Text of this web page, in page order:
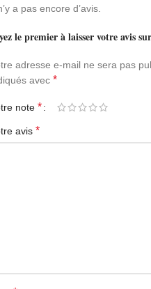
a pas encore d’avis.
le premier à laisser votre avis
adresse e-mail ne sera pas
avec *
note *
avis *